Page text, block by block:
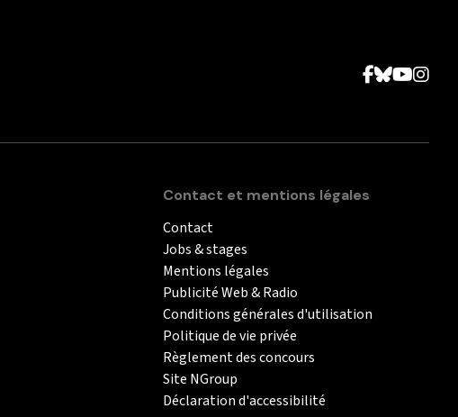
Contact et mentions légales
Contact
Jobs & stages
Mentions légales
Publicité Web & Radio
Conditions générales d'utilisation
Politique de vie privée
Règlement des concours
Site NGroup
Déclaration d'accessibilité